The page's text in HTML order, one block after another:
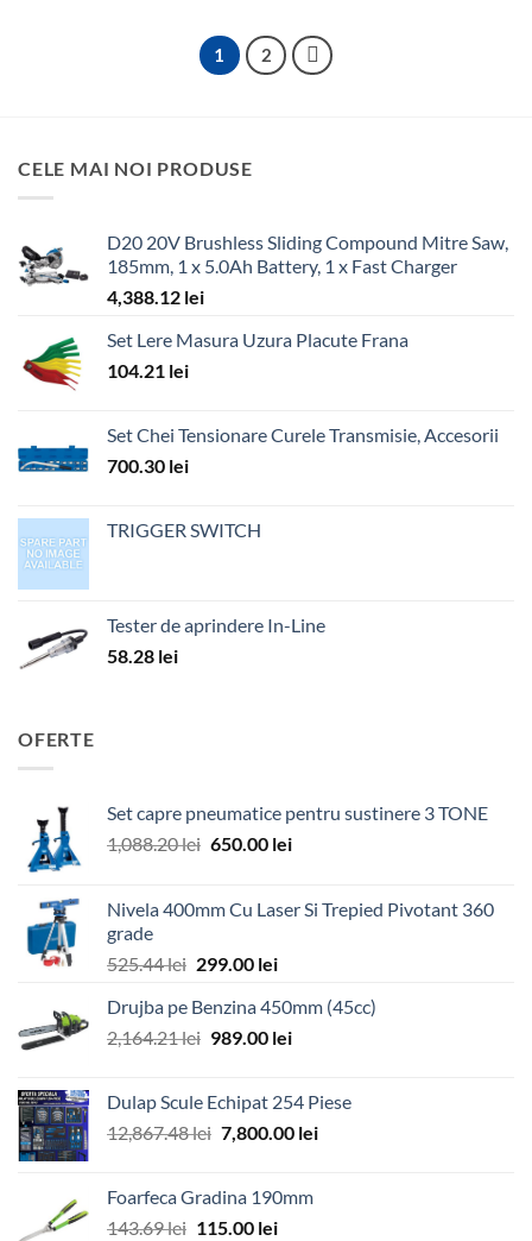
1 2
CELE MAI NOI PRODUSE
D20 20V Brushless Sliding Compound Mitre Saw,
185mm, 1 x 5.0Ah Battery, 1 x Fast Charger
4,388.12 lei
Set Lere Masura Uzura Placute Frana
104.21 lei
Set Chei Tensionare Curele Transmisie, Accesorii
700.30 lei
TRIGGER SWITCH
Tester de aprindere In-Line
58.28 lei
OFERTE
Set capre pneumatice pentru sustinere 3 TONE
1,088.20lei Prețul
fost:
650.00 leiPrețul
650.00 lei.
Nivela 400mm Cu Laser Si Trepied Pivotant 360
grade
525.44lei Prețul
a
fost:
299.00 leiPrețul
este:
299.00 lei.
Drujba pe Benzina 450mm (45cc)
2,164.21lei Prețul
fost:
2,164.21 lei.
989.00 leiPrețul
989.00 lei.
Dulap Scule Echipat 254 Piese
12,867.48lei Prețul
fost:
12,867.48 lei.
7,800.00 leiPrețul
Foarfeca Gradina 190mm
143.69lei Prețul
115.00 leiPrețul